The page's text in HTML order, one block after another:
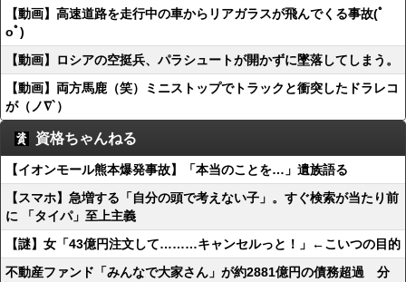
【動画】高速道路を走行中の車からリアガラスが飛んでくる事故(ﾟ
oﾟ)
【動画】ロシアの空挺兵、パラシュートが開かずに墜落してしまう。
【動画】両方馬鹿（笑）ミニストップでトラックと衝突したドラレコ
が（ノ∇`）
資格ちゃんねる
【イオンモール熊本爆発事故】「本当のことを…」遺族語る
【スマホ】急増する「自分の頭で考えない子」。すぐ検索が当たり前
に 「タイパ」至上主義
【謎】女「43億円注文して………キャンセルっと！」←こいつの目的
不動産ファンド「みんなで大家さん」が約2881億円の債務超過 分